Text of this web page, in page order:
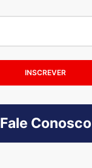
INSCREVER
Fale Conosco